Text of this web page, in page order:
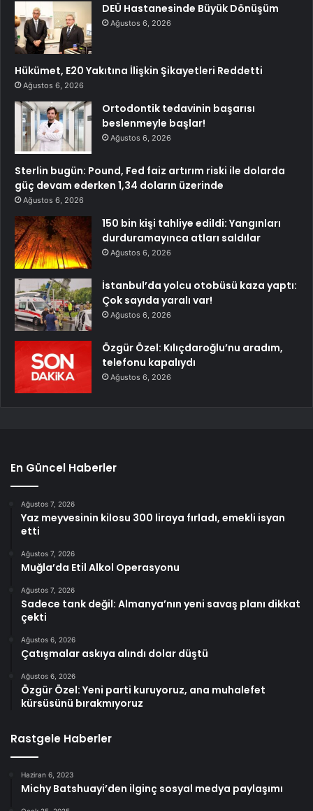
DEÜ Hastanesinde Büyük Dönüşüm
Ağustos 6, 2026
Hükümet, E20 Yakıtına İlişkin Şikayetleri Reddetti
Ağustos 6, 2026
Ortodontik tedavinin başarısı
beslenmeyle başlar!
Ağustos 6, 2026
Sterlin bugün: Pound, Fed faiz artırım riski ile dolarda
güç devam ederken 1,34 doların üzerinde
Ağustos 6, 2026
150 bin kişi tahliye edildi: Yangınları
durduramayınca atları saldılar
Ağustos 6, 2026
İstanbul’da yolcu otobüsü kaza yaptı:
Çok sayıda yaralı var!
Ağustos 6, 2026
Özgür Özel: Kılıçdaroğlu’nu aradım,
telefonu kapalıydı
Ağustos 6, 2026
En Güncel Haberler
Ağustos 7, 2026
Yaz meyvesinin kilosu 300 liraya fırladı, emekli isyan
etti
Ağustos 7, 2026
Muğla’da Etil Alkol Operasyonu
Ağustos 7, 2026
Sadece tank değil: Almanya’nın yeni savaş planı dikkat
çekti
Ağustos 6, 2026
Çatışmalar askıya alındı dolar düştü
Ağustos 6, 2026
Özgür Özel: Yeni parti kuruyoruz, ana muhalefet
kürsüsünü bırakmıyoruz
Rastgele Haberler
Haziran 6, 2023
Michy Batshuayi’den ilginç sosyal medya paylaşımı